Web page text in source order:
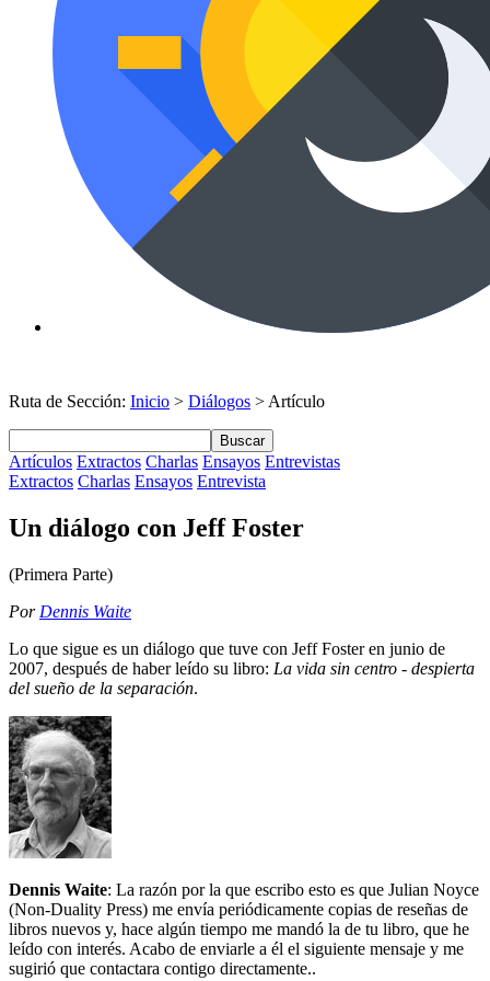
Ruta de Sección: Inicio > Diálogos > Artículo
Buscar
Artículos Extractos Charlas Ensayos Entrevistas
Extractos Charlas Ensayos Entrevista
Un diálogo con Jeff Foster
(Primera Parte)
Por Dennis Waite
Lo que sigue es un diálogo que tuve con Jeff Foster en junio de
2007, después de haber leído su libro: La vida sin centro - despierta
del sueño de la separación.
Dennis Waite: La razón por la que escribo esto es que Julian Noyce
(Non-Duality Press) me envía periódicamente copias de reseñas de
libros nuevos y, hace algún tiempo me mandó la de tu libro, que he
leído con interés. Acabo de enviarle a él el siguiente mensaje y me
sugirió que contactara contigo directamente..